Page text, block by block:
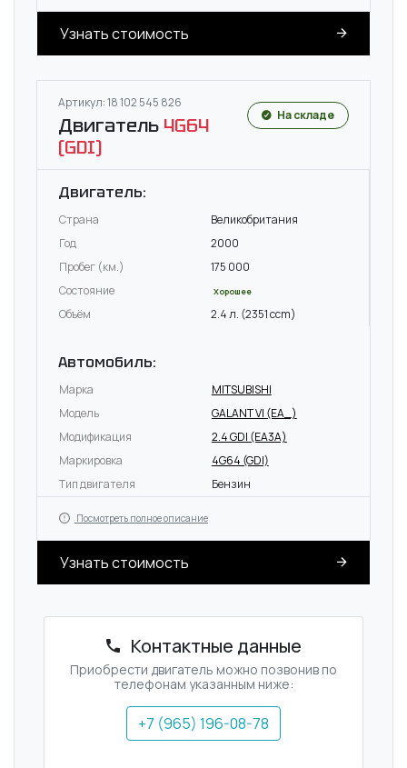
Узнать стоимость
Артикул: 18 102 545 826
Двигатель 4G64
(GDI)
На складе
Двигатель:
Страна
Великобритания
Год
2000
Пробег (км.)
175 000
Состояние
Хорошее
Объём 2.4 л. (2351 ccm)
Автомобиль:
Марка
MITSUBISHI
Модель
GALANT VI (EA_)
Модификация
2.4 GDI (EA3A)
Маркировка
4G64 (GDI)
Тип двигателя
Бензин
Посмотреть полное описание
Узнать стоимость
Контактные данные
Приобрести двигатель можно позвонив по
телефонам указанным ниже:
+7 (965) 196-08-78